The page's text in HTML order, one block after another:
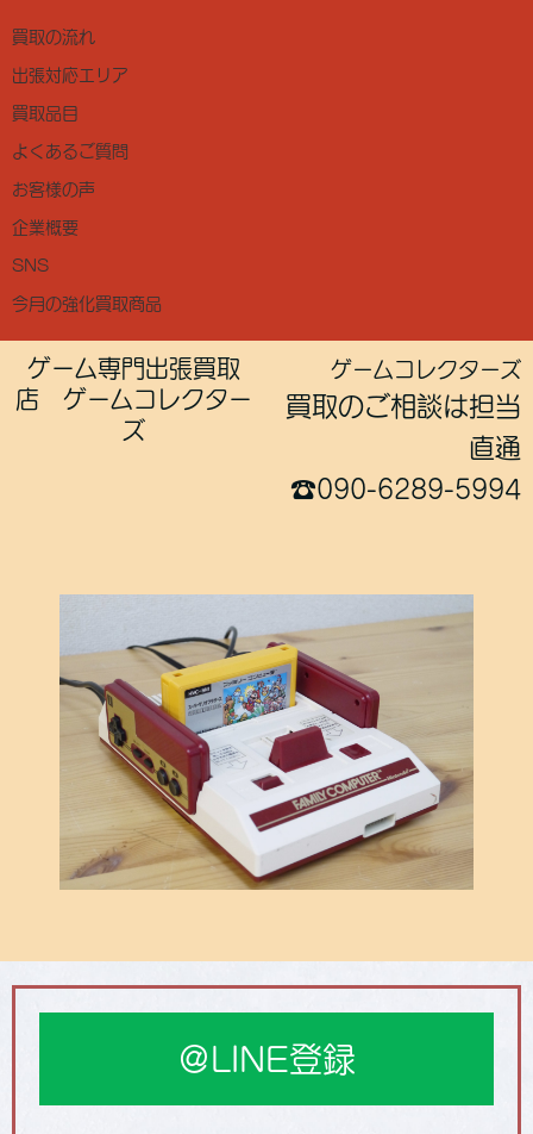
買取の流れ
出張対応エリア
買取品目
よくあるご質問
お客様の声
企業概要
SNS
今月の強化買取商品
ゲーム専門出張買取
店 ゲームコレクター
ズ
ゲームコレクターズ
買取のご相談は担当
直通
☎090-6289-5994
＠LINE登録